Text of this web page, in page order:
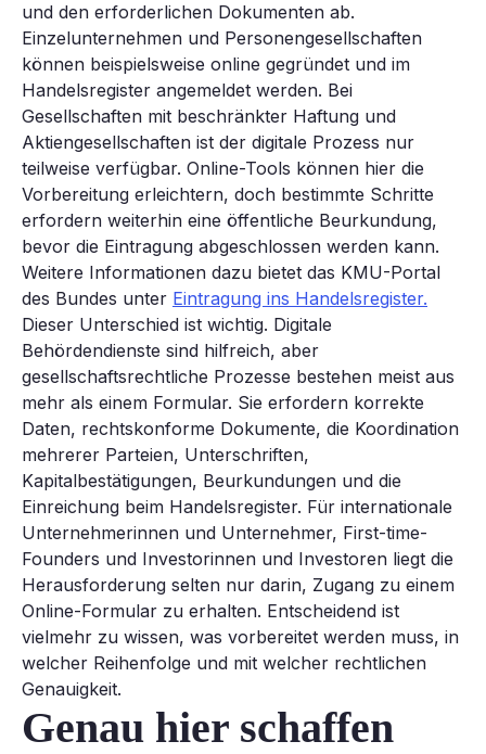
und den erforderlichen Dokumenten ab.
Einzelunternehmen und Personengesellschaften
können beispielsweise online gegründet und im
Handelsregister angemeldet werden. Bei
Gesellschaften mit beschränkter Haftung und
Aktiengesellschaften ist der digitale Prozess nur
teilweise verfügbar. Online-Tools können hier die
Vorbereitung erleichtern, doch bestimmte Schritte
erfordern weiterhin eine öffentliche Beurkundung,
bevor die Eintragung abgeschlossen werden kann.
Weitere Informationen dazu bietet das KMU-Portal
des Bundes unter Eintragung ins Handelsregister.
Dieser Unterschied ist wichtig. Digitale
Behördendienste sind hilfreich, aber
gesellschaftsrechtliche Prozesse bestehen meist aus
mehr als einem Formular. Sie erfordern korrekte
Daten, rechtskonforme Dokumente, die Koordination
mehrerer Parteien, Unterschriften,
Kapitalbestätigungen, Beurkundungen und die
Einreichung beim Handelsregister. Für internationale
Unternehmerinnen und Unternehmer, First-time-
Founders und Investorinnen und Investoren liegt die
Herausforderung selten nur darin, Zugang zu einem
Online-Formular zu erhalten. Entscheidend ist
vielmehr zu wissen, was vorbereitet werden muss, in
welcher Reihenfolge und mit welcher rechtlichen
Genauigkeit.
Genau hier schaffen